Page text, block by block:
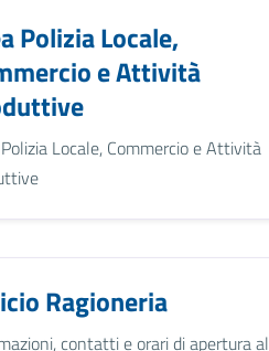
Polizia Locale,
e Attività
Locale, Commercio e Attività
Ragioneria
contatti e orari di apertura al